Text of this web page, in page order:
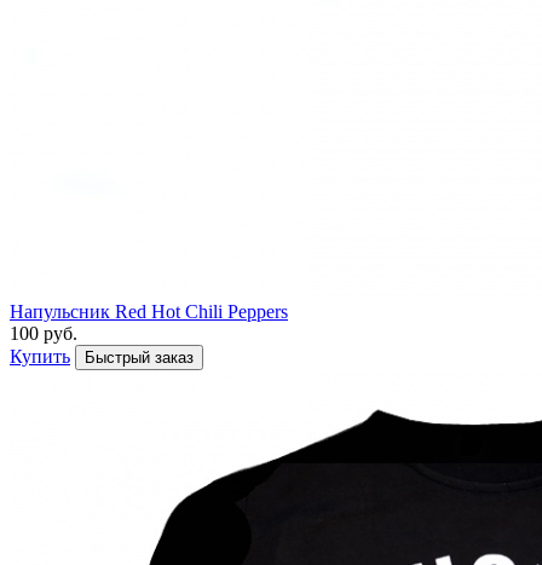
Напульсник Red Hot Chili Peppers
100 руб.
Купить
Быстрый заказ